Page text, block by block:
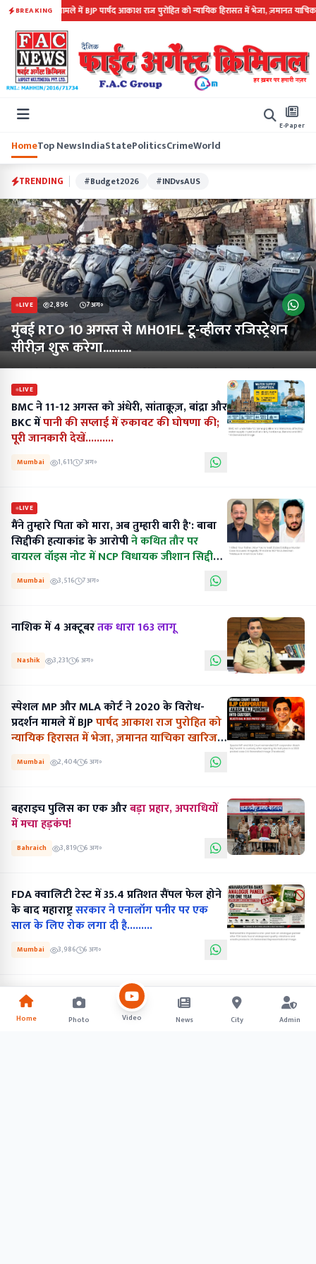
BREAKING
प्रदर्शन मामले में BJP पार्षद आकाश राज पुरोहित को न्यायिक हिरासत में भेजा, ज़मानत याचिका
E-Paper
HomeTop NewsIndiaStatePoliticsCrimeWorld
TRENDING #Budget2026 #INDvsAUS
LIVE 2,896 7 अग॰
मुंबई RTO 10 अगस्त से MH01FL टू-व्हीलर रजिस्ट्रेशन
सीरीज़ शुरू करेगा..........
LIVE
BMC ने 11-12 अगस्त को अंधेरी, सांताक्रूज़, बांद्रा और
BKC मेंपानी की सप्लाई में रुकावट की घोषणा की;
पूरी जानकारी देखें..........
Mumbai 1,611 7 अग॰
LIVE
मैंने तुम्हारे पिता को मारा, अब तुम्हारी बारी है': बाबा
सिद्दीकी हत्याकांड के आरोपीने कथित तौर पर
वायरल वॉइस नोट में NCP विधायक जीशान सिद्दीकी
Mumbai 3,516 7 अग॰
नाशिक में 4 अक्टूबरतक धारा 163 लागू
Nashik 3,231 6 अग॰
स्पेशल MP और MLA कोर्ट ने 2020 के विरोध-
प्रदर्शन मामले में BJPपार्षद आकाश राज पुरोहित को
न्यायिक हिरासत में भेजा, ज़मानत याचिका खारिज
Mumbai 2,404 6 अग॰
बहराइच पुलिस का एक औरबड़ा प्रहार, अपराधियों
में मचा हड़कंप!
Bahraich 3,819 6 अग॰
FDA क्वालिटी टेस्ट में 35.4 प्रतिशत सैंपल फेल होने
के बाद महाराष्ट्रसरकार ने एनालॉग पनीर पर एक
साल के लिए रोक लगा दी है.........
Mumbai 3,986 6 अग॰
Home Photo Video News City Admin